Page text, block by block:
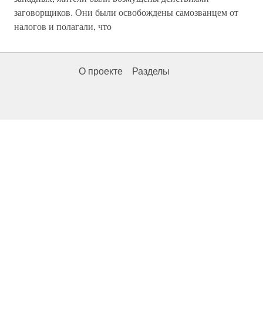
заговорщиков. Они были освобождены самозванцем от
налогов и полагали, что
О проекте Разделы